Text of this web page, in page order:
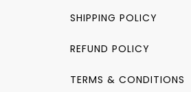
SHIPPING POLICY
REFUND POLICY
TERMS & CONDITIONS